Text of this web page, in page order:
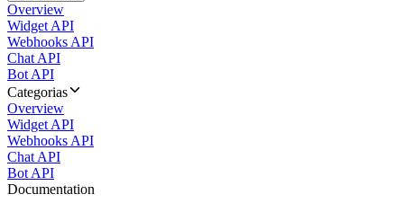
Overview
Widget API
Webhooks API
Chat API
Bot API
Categorias
Overview
Widget API
Webhooks API
Chat API
Bot API
Documentation